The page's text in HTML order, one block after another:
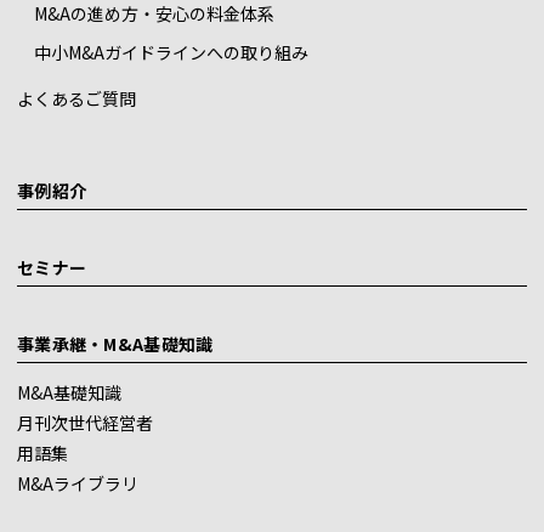
M&Aの進め方・安心の料金体系
中小M&Aガイドラインへの取り組み
よくあるご質問
事例紹介
セミナー
事業承継・M&A基礎知識
M&A基礎知識
月刊次世代経営者
用語集
M&Aライブラリ